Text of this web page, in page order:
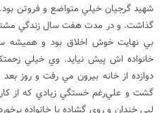
شهيد گرجيان خيلي متواضع و فروتن
گذاشت. و در مدت هفت سال زندگي
بي نهايت خوش اخلاق بود و هميشه
خانواده اش پيش نيايد. وي خيلي
گشت و علي‌رغم خستگي زيادي که از
لبي خندان و روي گشاده با خانواده